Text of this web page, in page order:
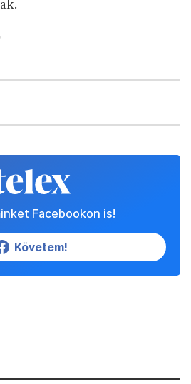
Facebookon is!
Követem!